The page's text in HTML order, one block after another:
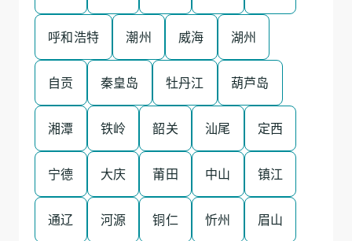
呼和浩特 潮州 威海 湖州
自贡 秦皇岛 牡丹江 葫芦岛
湘潭 铁岭 韶关 汕尾 定西
宁德 大庆 莆田 中山 镇江
通辽 河源 铜仁 忻州 眉山